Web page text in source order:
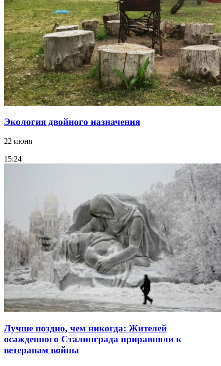
Экология двойного назначения
22 июня
15:24
Лучше поздно, чем никогда: Жителей
осажденного Сталинграда приравняли к
ветеранам войны